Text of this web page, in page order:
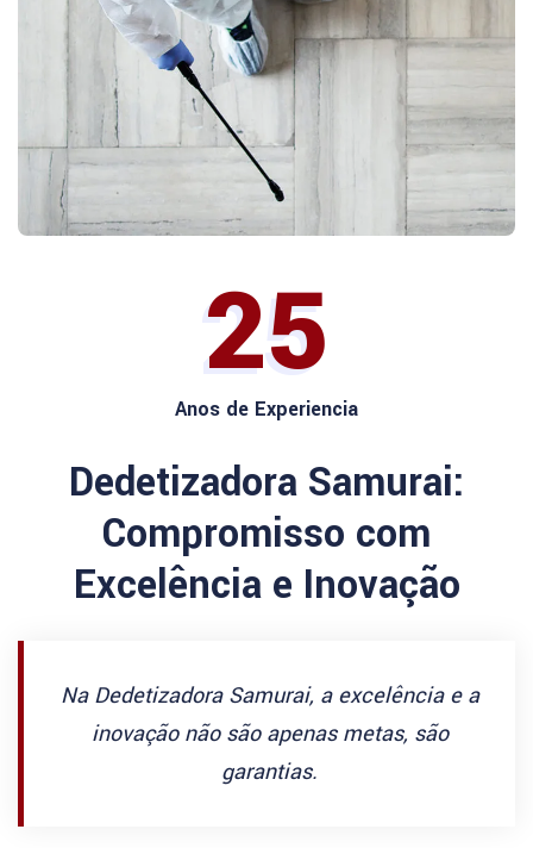
25
Anos de Experiencia
Dedetizadora Samurai:
Compromisso com
Excelência e Inovação
Na Dedetizadora Samurai, a excelência e a
inovação não são apenas metas, são
garantias.